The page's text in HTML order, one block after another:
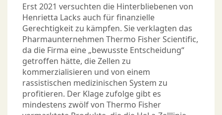
Erst 2021 versuchten die Hinterbliebenen von
Henrietta Lacks auch für finanzielle
Gerechtigkeit zu kämpfen. Sie verklagten das
Pharmaunternehmen Thermo Fisher Scientific,
da die Firma eine „bewusste Entscheidung“
getroffen hätte, die Zellen zu
kommerzialisieren und von einem
rassistischen medizinischen System zu
profitieren. Der Klage zufolge gibt es
mindestens zwölf von Thermo Fisher